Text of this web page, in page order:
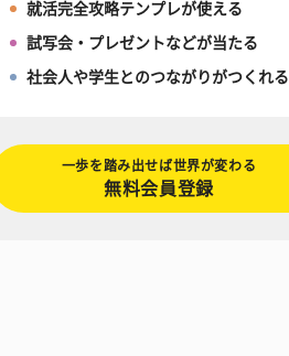
就活完全攻略テンプレが使える
試写会・プレゼントなどが当たる
社会人や学生とのつながりがつくれる
一歩を踏み出せば世界が変わる
無料会員登録